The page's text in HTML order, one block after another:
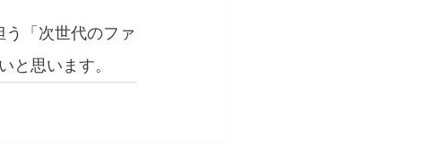
「次世代のファ
と思います。